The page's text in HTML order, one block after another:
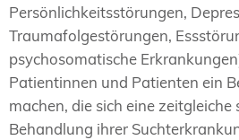
Persönlichkeitsstörungen,
Traumafolgestörungen,
psychosomatische
Patientinnen und Patienten ein
machen, die sich eine
Behandlung ihrer